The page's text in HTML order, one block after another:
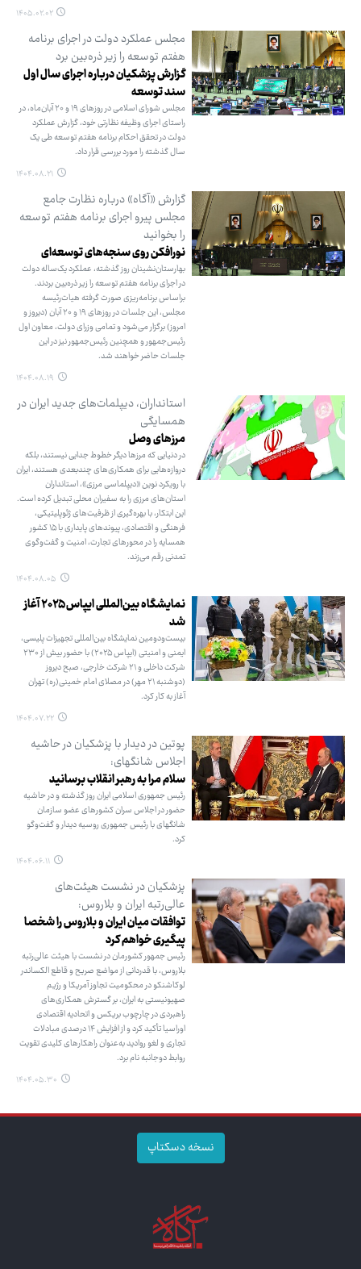
۱۴۰۵.۰۲.۰۲
مجلس عملکرد دولت در اجرای برنامه
هفتم توسعه را زیر ذره‌بین برد
گزارش پزشکیان درباره اجرای سال اول
سند توسعه
مجلس شورای اسلامی در روزهای ۱۹ و ۲۰ آبان‌ماه، در
راستای اجرای وظیفه نظارتی خود، گزارش عملکرد
دولت در تحقق احکام برنامه هفتم توسعه طی یک
سال گذشته را مورد بررسی قرار داد.
۱۴۰۴.۰۸.۲۱
گزارش «آگاه» درباره نظارت جامع
مجلس پیرو اجرای برنامه هفتم توسعه
را بخوانید
نورافکن روی سنجه‌های توسعه‌ای
بهارستان‌نشینان روز گذشته، عملکرد یک‌ساله دولت
در اجرای برنامه هفتم توسعه را زیر ذره‌بین بردند.
براساس برنامه‌ریزی صورت گرفته هیات‌رئیسه
مجلس، این جلسات در روزهای ۱۹ و ۲۰ آبان (دیروز و
امروز) برگزار می‌شود و تمامی وزرای دولت، معاون اول
رئیس‌جمهور و همچنین رئیس‌جمهور نیز در این
جلسات حاضر خواهند شد.
۱۴۰۴.۰۸.۱۹
استانداران، دیپلمات‌های جدید ایران در
همسایگی
مرزهای وصل
در دنیایی که مرزها دیگر خطوط جدایی نیستند، بلکه
دروازه‌هایی برای همکاری‌های چندبعدی هستند، ایران
با رویکرد نوین «دیپلماسی مرزی»، استانداران
استان‌های مرزی را به سفیران محلی تبدیل کرده است.
این ابتکار، با بهره‌گیری از ظرفیت‌های ژئوپلیتیکی،
فرهنگی و اقتصادی، پیوندهای پایداری با ۱۵ کشور
همسایه را در محورهای تجارت، امنیت و گفت‌وگوی
تمدنی رقم می‌زند.
۱۴۰۴.۰۸.۰۵
نمایشگاه بین‌المللی ایپاس ۲۰۲۵ آغاز
شد
بیست‌ودومین نمایشگاه بین‌المللی تجهیزات پلیسی،
ایمنی و امنیتی (ایپاس ۲۰۲۵) با حضور بیش از ۲۳۰
شرکت داخلی و ۲۱ شرکت خارجی، صبح دیروز
(دوشنبه ۲۱ مهر) در مصلای امام خمینی(ره) تهران
آغاز به کار کرد.
۱۴۰۴.۰۷.۲۲
پوتین در دیدار با پزشکیان در حاشیه
اجلاس شانگهای:
سلام مرا به رهبر انقلاب برسانید
رئیس جمهوری اسلامی ایران روز گذشته و در حاشیه
حضور در اجلاس سران کشورهای عضو سازمان
شانگهای با رئیس جمهوری روسیه دیدار و گفت‌وگو
کرد.
۱۴۰۴.۰۶.۱۱
پزشکیان در نشست هیئت‌های
عالی‌رتبه ایران و بلاروس:
توافقات میان ایران و بلاروس را شخصا
پیگیری خواهم کرد
رئیس جمهور کشورمان در نشست با هیئت عالی‌رتبه
بلاروس، با قدردانی از مواضع صریح و قاطع الکساندر
لوکاشنکو در محکومیت تجاوز آمریکا و رژیم
صهیونیستی به ایران، بر گسترش همکاری‌های
راهبردی در چارچوب بریکس و اتحادیه اقتصادی
اوراسیا تأکید کرد و از افزایش ۱۴ درصدی مبادلات
تجاری و لغو روادید به‌عنوان راهکارهای کلیدی تقویت
روابط دوجانبه نام برد.
۱۴۰۴.۰۵.۳۰
نسخه دسکتاپ